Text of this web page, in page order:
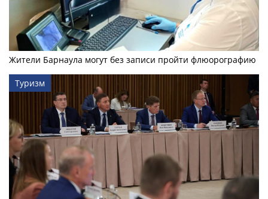
Жители Барнаула могут без записи пройти флюорографию
Туризм